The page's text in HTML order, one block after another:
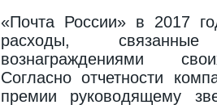
«Почта России» в 2017
расходы,
вознаграждениями
Согласно отчетности
премии руководящему